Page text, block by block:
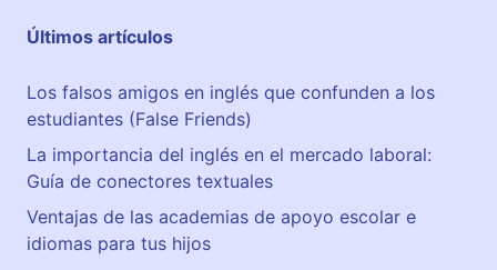
a
Últimos artículos
Los falsos amigos en inglés que confunden a los
estudiantes (False Friends)
La importancia del inglés en el mercado laboral:
Guía de conectores textuales
Ventajas de las academias de apoyo escolar e
idiomas para tus hijos